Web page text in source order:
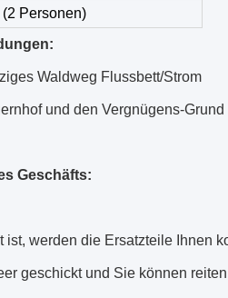
Personen)
Waldweg Flussbett/Strom
und den Vergnügens-Grund
Geschäfts:
werden die Ersatzteile Ihnen
geschickt und Sie können